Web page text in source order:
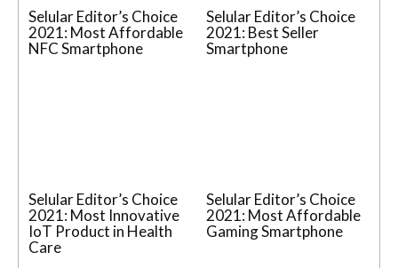
Selular Editor’s Choice
2021: Most Affordable
NFC Smartphone
Selular Editor’s Choice
2021: Best Seller
Smartphone
Selular Editor’s Choice
2021: Most Innovative
IoT Product in Health
Care
Selular Editor’s Choice
2021: Most Affordable
Gaming Smartphone